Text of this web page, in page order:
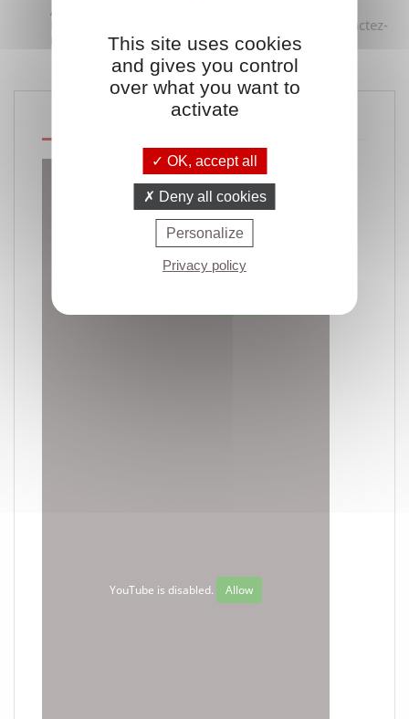
A votre écoute
Des questions, une demande particulière ? Contactez-
YouTube is disabled. Allow
This site uses cookies
and gives you control
over what you want to
activate
OK, accept all
Deny all cookies
Personalize
Privacy policy